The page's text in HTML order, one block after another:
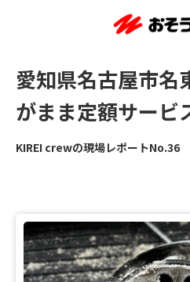
愛知県名古屋市名
がまま定額サービ
KIREI crewの現場レポートNo.36